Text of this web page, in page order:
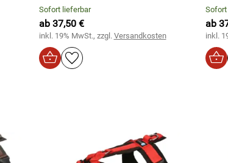
Sofort lieferbar
ab 37,50 €
inkl. 19% MwSt., zzgl. Versandkosten
ab
inkl.